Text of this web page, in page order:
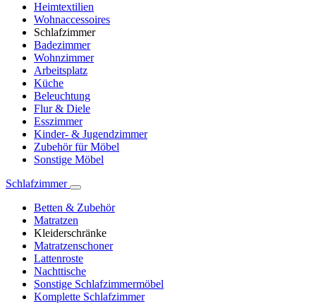
Heimtextilien
Wohnaccessoires
Schlafzimmer
Badezimmer
Wohnzimmer
Arbeitsplatz
Küche
Beleuchtung
Flur & Diele
Esszimmer
Kinder- & Jugendzimmer
Zubehör für Möbel
Sonstige Möbel
Schlafzimmer
Betten & Zubehör
Matratzen
Kleiderschränke
Matratzenschoner
Lattenroste
Nachttische
Sonstige Schlafzimmermöbel
Komplette Schlafzimmer